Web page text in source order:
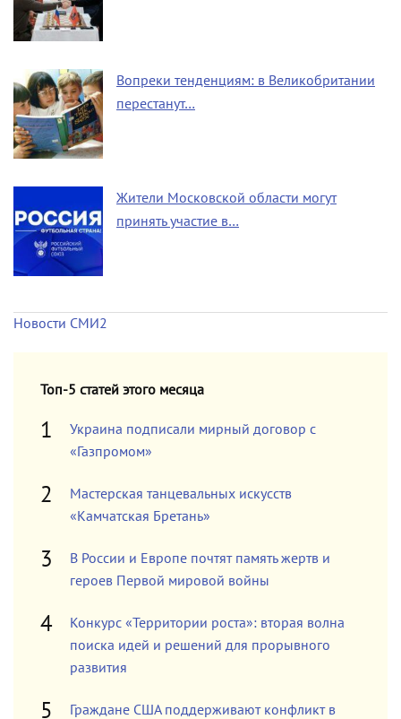
Вопреки тенденциям: в Великобритании
перестанут…
Жители Московской области могут
принять участие в…
Новости СМИ2
Топ-5 статей этого месяца
Украина подписали мирный договор с
«Газпромом»
Мастерская танцевальных искусств
«Камчатская Бретань»
В России и Европе почтят память жертв и
героев Первой мировой войны
Конкурс «Территории роста»: вторая волна
поиска идей и решений для прорывного
развития
Граждане США поддерживают конфликт в